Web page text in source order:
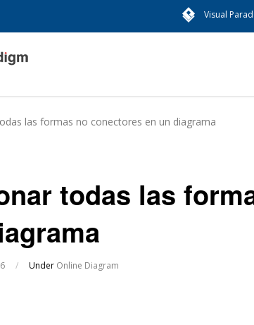
Visual
las formas no conectores en un diagrama
todas las
/ Under Online Diagram